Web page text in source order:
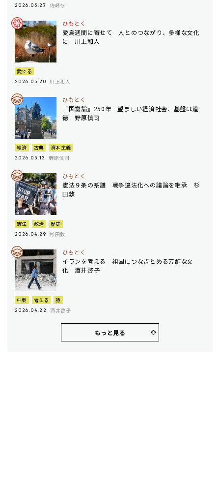
2026.05.27 佐峰存
ひもとく
愛鳥週間に寄せて 人とのつながり、多様な文化
に 川上和人
愛でる
2026.05.20 川上和人
ひもとく
『国富論』250年 望ましい経済社会、基盤は道
徳 野原慎司
経済 古典 資本主義
2026.05.13 野原慎司
ひもとく
憲法９条の系譜 戦争違法化への議論を継承 杉
田敦
憲法 政治 歴史
2026.04.29 杉田敦
ひもとく
イランを考える 祖国につなぎとめる芳醇な文
化 酒井啓子
中東 考える 詩
2026.04.22 酒井啓子
もっと見る